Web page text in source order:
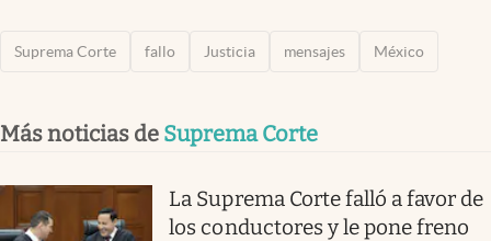
Suprema Corte fallo Justicia mensajes México
Más noticias de Suprema Corte
La Suprema Corte falló a favor de
los conductores y le pone freno